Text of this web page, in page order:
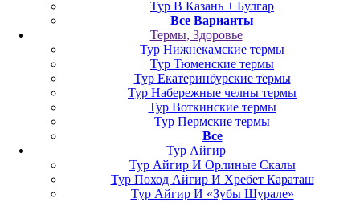
Тур В Казань + Булгар
Все Варианты
Термы, Здоровье
Тур Нижнекамские термы
Тур Тюменские термы
Тур Екатеринбурские термы
Тур Набережные челны термы
Тур Воткинские термы
Тур Пермские термы
Все
Тур Айгир
Тур Айгир И Орлиные Скалы
Тур Поход Айгир И Хребет Караташ
Тур Айгир И «Зубы Шурале»